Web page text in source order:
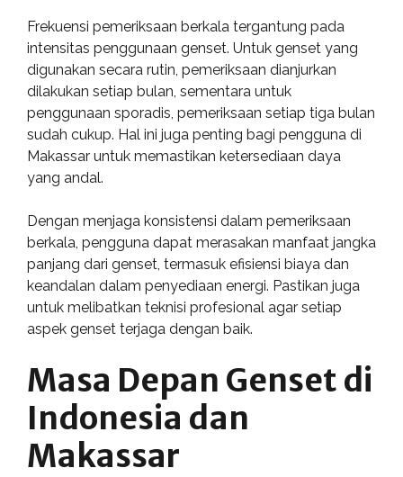
Frekuensi pemeriksaan berkala tergantung pada
intensitas penggunaan genset. Untuk genset yang
digunakan secara rutin, pemeriksaan dianjurkan
dilakukan setiap bulan, sementara untuk
penggunaan sporadis, pemeriksaan setiap tiga bulan
sudah cukup. Hal ini juga penting bagi pengguna di
Makassar untuk memastikan ketersediaan daya
yang andal.
Dengan menjaga konsistensi dalam pemeriksaan
berkala, pengguna dapat merasakan manfaat jangka
panjang dari genset, termasuk efisiensi biaya dan
keandalan dalam penyediaan energi. Pastikan juga
untuk melibatkan teknisi profesional agar setiap
aspek genset terjaga dengan baik.
Masa Depan Genset di
Indonesia dan
Makassar